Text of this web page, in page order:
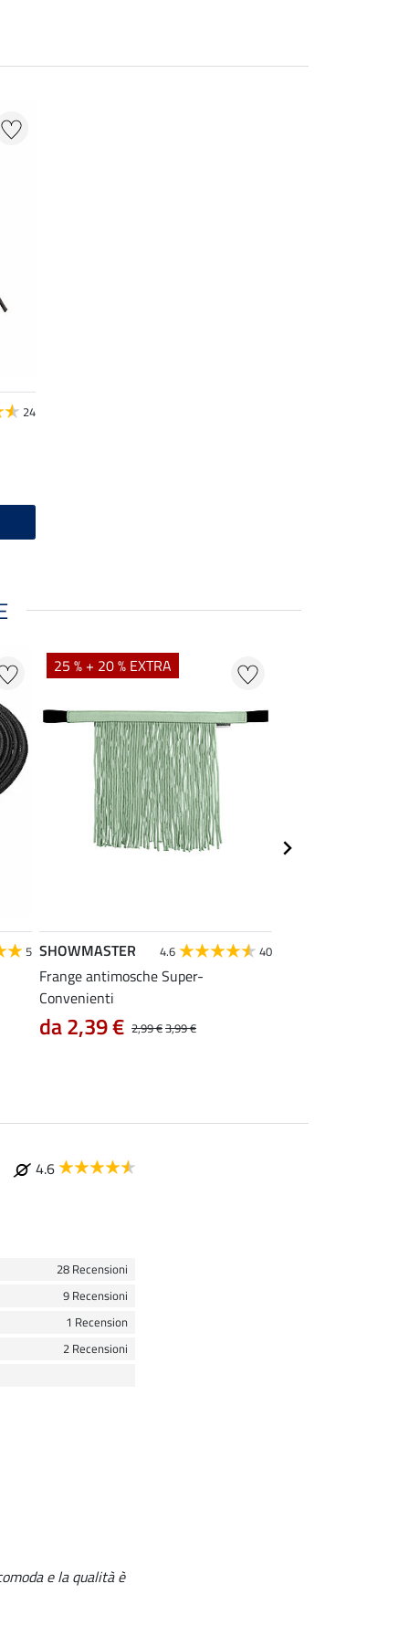
24
5
25 % + 20 % EXTRA
SHOWMASTER 4.6 40
Frange antimosche Super-
Convenienti
2,99 €3,99 €
da 2,39 €
4.6
28 Recensioni
9 Recensioni
1 Recension
2 Recensioni
e la qualità è